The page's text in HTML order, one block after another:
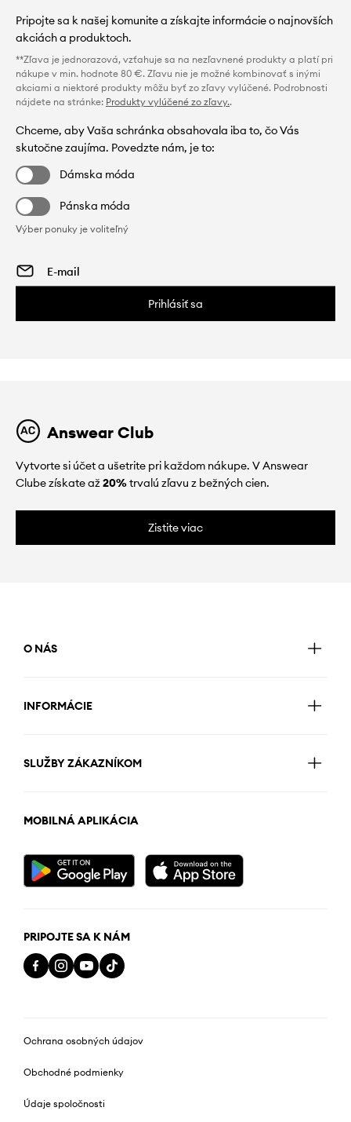
Pripojte sa k našej komunite a získajte informácie o najnovších
akciách a produktoch.
**Zľava je jednorazová, vzťahuje sa na nezľavnené produkty a platí pri
nákupe v min. hodnote 80 €. Zľavu nie je možné kombinovať s inými
akciami a niektoré produkty môžu byť zo zľavy vylúčené. Podrobnosti
nájdete na stránke: Produkty vylúčené zo zľavy..
Chceme, aby Vaša schránka obsahovala iba to, čo Vás
skutočne zaujíma. Povedzte nám, je to:
Dámska móda
Pánska móda
Výber ponuky je voliteľný
Prihlásiť sa
Answear Club
Vytvorte si účet a ušetrite pri každom nákupe. V Answear
Clube získate až20%trvalú zľavu z bežných cien.
Zistite viac
O NÁS
INFORMÁCIE
SLUŽBY ZÁKAZNÍKOM
MOBILNÁ APLIKÁCIA
PRIPOJTE SA K NÁM
Ochrana osobných údajov
Obchodné podmienky
Údaje spoločnosti